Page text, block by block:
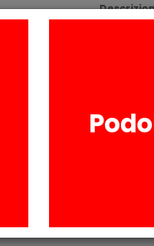
Gesso
Privo di
È